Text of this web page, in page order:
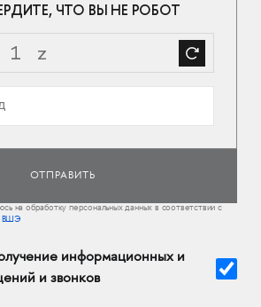
ЧТО ВЫ НЕ РОБОТ
на обработку персональных данных в соответствии с
ВШЭ
информационных и
и звонков